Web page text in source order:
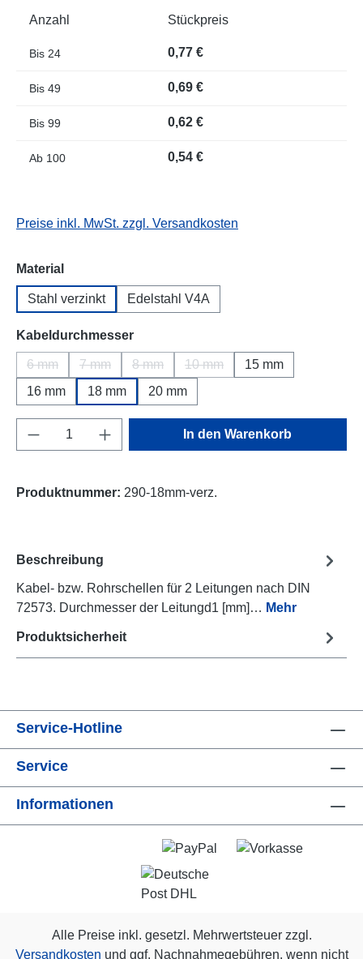
Anzahl Stückpreis
Bis 24 0,77 €
Bis 49 0,69 €
Bis 99 0,62 €
Ab 100 0,54 €
Preise inkl. MwSt. zzgl. Versandkosten
Materialauswählen
Stahl verzinkt Edelstahl V4A
Kabeldurchmesserauswählen
6 mm
(Diese Option ist zurzeit nicht verfügbar.)
7 mm
(Diese Option ist zurzeit nicht verfügbar.)
8 mm
(Diese Option ist zurzeit nicht verfügbar.)
10 mm
(Diese Option ist zurzeit nicht
15 mm
16 mm
18 mm 20 mm
Produkt Anzahl: Gib den gewünschten
In den Warenkorb
Produktnummer: 290-18mm-verz.
Beschreibung
Kabel- bzw. Rohrschellen für 2 Leitungen nach DIN
72573. Durchmesser der Leitungd1 [mm]… Mehr
Produktsicherheit
Service-Hotline
Service
Informationen
Alle Preise inkl. gesetzl. Mehrwertsteuer zzgl.
Versandkosten und ggf. Nachnahmegebühren, wenn nicht